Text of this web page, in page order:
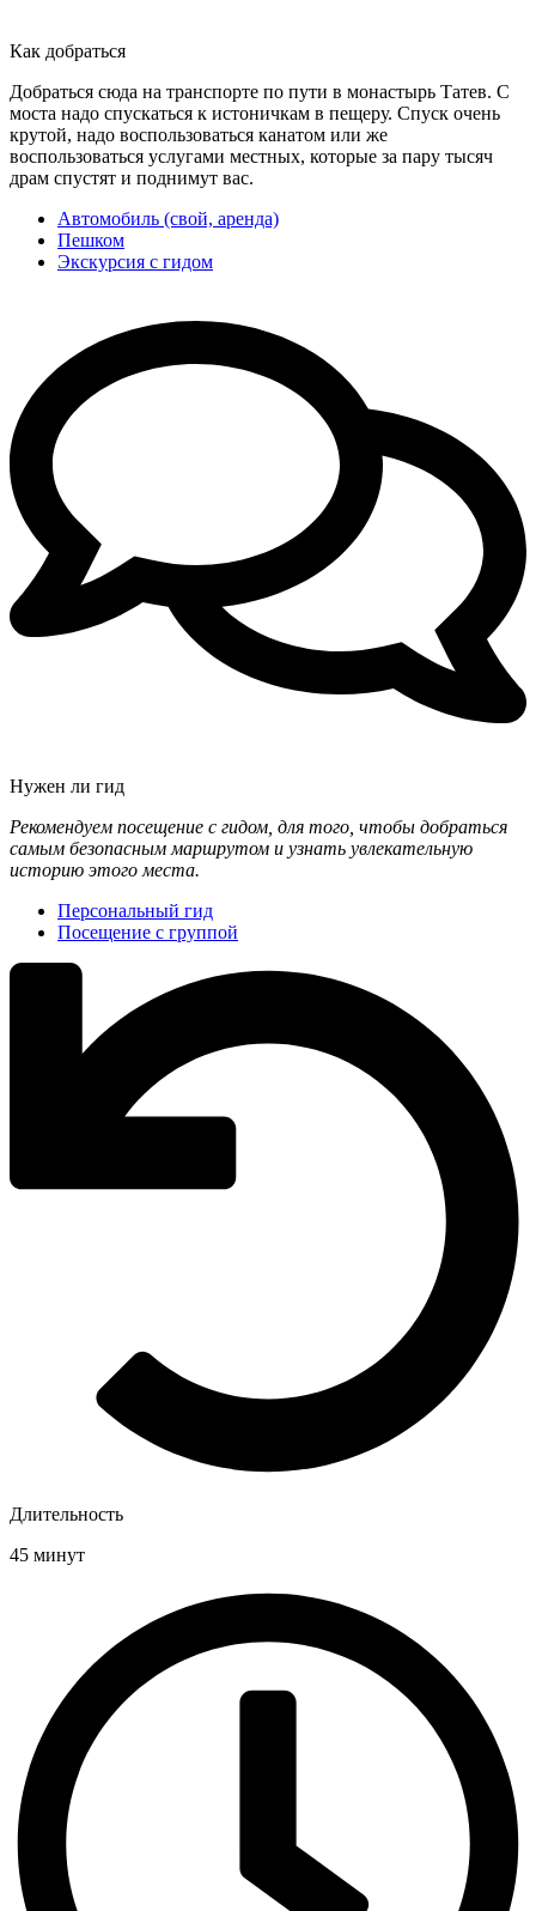
Как добраться
Добраться сюда на транспорте по пути в монастырь Татев. С
моста надо спускаться к истоничкам в пещеру. Спуск очень
крутой, надо воспользоваться канатом или же
воспользоваться услугами местных, которые за пару тысяч
драм спустят и поднимут вас.
Автомобиль (свой, аренда)
Пешком
Экскурсия с гидом
Нужен ли гид
Рекомендуем посещение с гидом, для того, чтобы добраться
самым безопасным маршрутом и узнать увлекательную
историю этого места.
Персональный гид
Посещение с группой
Длительность
45 минут